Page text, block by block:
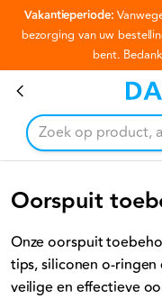
Ga naar hoofdinhoud
Vakantieperiode:
bezorging van uw
bent.
Oorspuit
Onze oorspuit
tips, siliconen o-
veilige en effectieve